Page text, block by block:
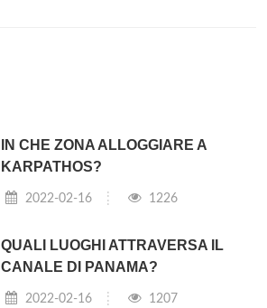
IN CHE ZONA ALLOGGIARE A
KARPATHOS?
2022-02-16 1226
QUALI LUOGHI ATTRAVERSA IL
CANALE DI PANAMA?
2022-02-16 1207